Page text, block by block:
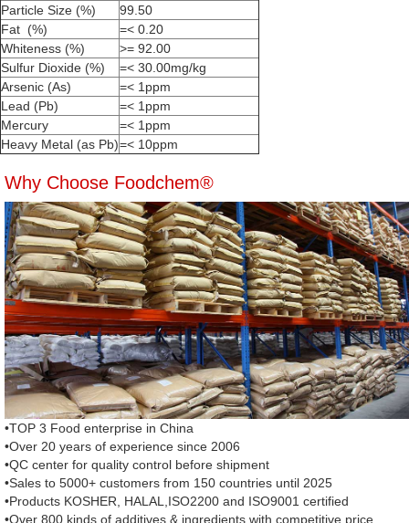
Particle Size (%)
99.50
Fat (%)
=< 0.20
Whiteness (%)
>= 92.00
Sulfur Dioxide (%)
=< 30.00mg/kg
Arsenic (As)
=< 1ppm
Lead (Pb)
=< 1ppm
Mercury
=< 1ppm
Heavy Metal (as Pb)=< 10ppm
Why Choose Foodchem®
•TOP 3 Food enterprise in China
•Over 20 years of experience since 2006
•QC center for quality control before shipment
•Sales to 5000+ customers from 150 countries until 2025
•Products KOSHER, HALAL,ISO2200 and ISO9001 certified
•Over 800 kinds of additives & ingredients with competitive price